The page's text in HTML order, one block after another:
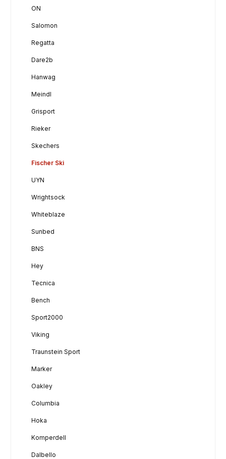
ON
Salomon
Regatta
Dare2b
Hanwag
Meindl
Grisport
Rieker
Skechers
Fischer Ski
UYN
Wrightsock
Whiteblaze
Sunbed
BNS
Hey
Tecnica
Bench
Sport2000
Viking
Traunstein Sport
Marker
Oakley
Columbia
Hoka
Komperdell
Dalbello